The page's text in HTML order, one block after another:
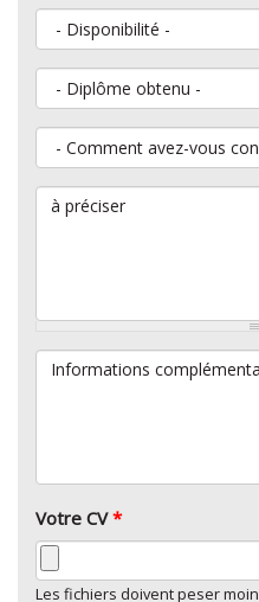
Disponibilité
Diplôme obtenu
Comment avez-vous
à préciser
Informations
Votre CV*
Les fichiers doivent peser